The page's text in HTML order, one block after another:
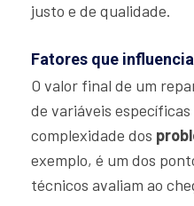
justo e de qualidade.
Fatores que
O valor final de um
de variáveis específicas
complexidade dos
exemplo, é um dos
técnicos avaliam ao